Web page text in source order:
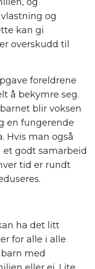
og
kan gi
overskudd til
foreldrene
å bekymre seg.
blir voksen
en fungerende
Hvis man også
godt samarbeid
tid er rundt
ha det litt
for alle i alle
med